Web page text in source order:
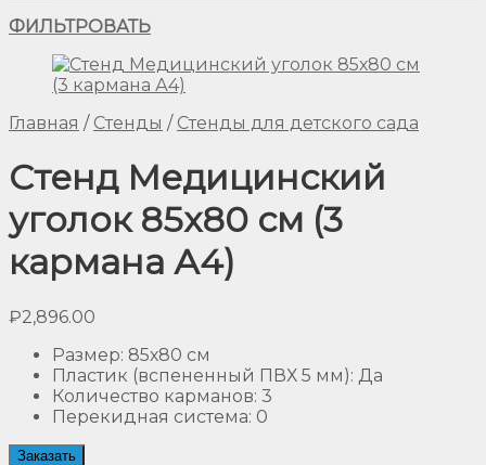
ФИЛЬТРОВАТЬ
Главная / Стенды / Стенды для детского сада
Стенд Медицинский
уголок 85х80 см (3
кармана А4)
₽2,896.00
Размер: 85х80 см
Пластик (вспененный ПВХ 5 мм): Да
Количество карманов: 3
Перекидная система: 0
Заказать